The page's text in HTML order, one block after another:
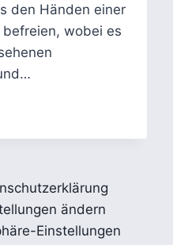
den Händen einer
wobei es
ändern
Einstellungen